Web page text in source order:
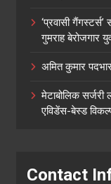
‘प्रवासी
गुमराह बेरोजगार
अमित कुमार
मेटाबोलिक
एविडेंस-बेस्ड
Contact